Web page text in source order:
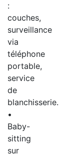
:
couches,
surveillance
via
téléphone
portable,
service
de
blanchisserie.
•
Baby-
sitting
sur